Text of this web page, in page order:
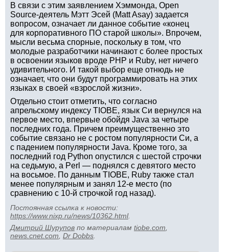
В связи с этим заявлением Хэммонда, Open
Source-деятель Мэтт Эсей (Matt Asay) задается
вопросом, означает ли данное событие «конец
для корпоративного ПО старой школы». Впрочем,
мысли весьма спорные, поскольку в том, что
молодые разработчики начинают с более простых
в освоении языков вроде PHP и Ruby, нет ничего
удивительного. И такой выбор еще отнюдь не
означает, что они будут программировать на этих
языках в своей «взрослой жизни».
Отдельно стоит отметить, что согласно
апрельскому индексу TIOBE, язык Си вернулся на
первое место, впервые обойдя Java за четыре
последних года. Причем преимущественно это
событие связано не с ростом популярности Си, а
с падением популярности Java. Кроме того, за
последний год Python опустился с шестой строчки
на седьмую, а Perl — поднялся с девятого место
на восьмое. По данным TIOBE, Ruby также стал
менее популярным и занял 12-е место (по
сравнению с 10-й строчкой год назад).
Постоянная ссылка к новости:
https://www.nixp.ru/news/10362.html.
Дмитрий Шурупов по материалам tiobe.com
news.cnet.com Dr Dobbs